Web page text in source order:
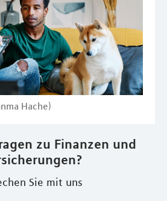
Hache)
zu Finanzen und
Sie mit uns